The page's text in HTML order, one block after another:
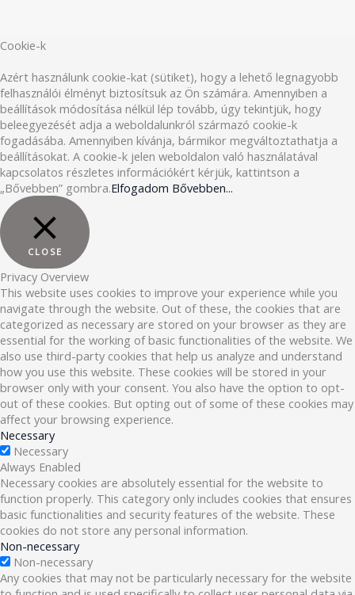
Cookie-k
Azért használunk cookie-kat (sütiket), hogy a lehető legnagyobb
felhasználói élményt biztosítsuk az Ön számára. Amennyiben a
beállítások módosítása nélkül lép tovább, úgy tekintjük, hogy
beleegyezését adja a weboldalunkról származó cookie-k
fogadásába. Amennyiben kívánja, bármikor megváltoztathatja a
beállításokat. A cookie-k jelen weboldalon való használatával
kapcsolatos részletes információkért kérjük, kattintson a
„Bővebben” gombra.Elfogadom Bővebben...
CLOSE
Privacy Overview
This website uses cookies to improve your experience while you
navigate through the website. Out of these, the cookies that are
categorized as necessary are stored on your browser as they are
essential for the working of basic functionalities of the website. We
also use third-party cookies that help us analyze and understand
how you use this website. These cookies will be stored in your
browser only with your consent. You also have the option to opt-
out of these cookies. But opting out of some of these cookies may
affect your browsing experience.
Necessary
Necessary
Always Enabled
Necessary cookies are absolutely essential for the website to
function properly. This category only includes cookies that ensures
basic functionalities and security features of the website. These
cookies do not store any personal information.
Non-necessary
Non-necessary
Any cookies that may not be particularly necessary for the website